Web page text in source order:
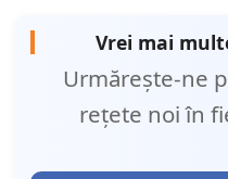
Vrei mai
Urmărește-ne
rețete noi în